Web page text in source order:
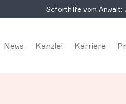
Soforthilfe vom Anwalt:
News Kanzlei Karriere